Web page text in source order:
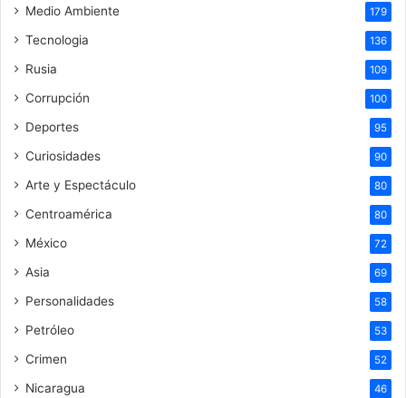
Medio Ambiente 179
Tecnologia 136
Rusia 109
Corrupción 100
Deportes 95
Curiosidades 90
Arte y Espectáculo 80
Centroamérica 80
México 72
Asia 69
Personalidades 58
Petróleo 53
Crimen 52
Nicaragua 46